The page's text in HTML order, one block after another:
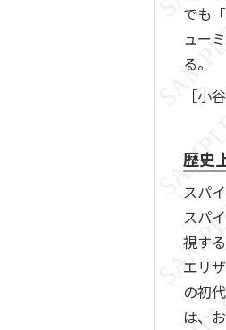
でも
ュー
る。
［小
歴史
スパ
スパ
視す
エリ
の初
は、